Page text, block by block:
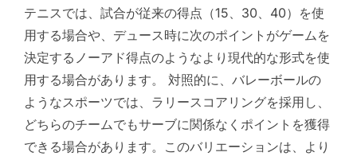
テニスでは、試合が従来の得点（15、30、40）を使
用する場合や、デュース時に次のポイントがゲームを
決定するノーアド得点のようなより現代的な形式を使
用する場合があります。 対照的に、バレーボールの
ようなスポーツでは、ラリースコアリングを採用し、
どちらのチームでもサーブに関係なくポイントを獲得
できる場合があります。このバリエーションは、より